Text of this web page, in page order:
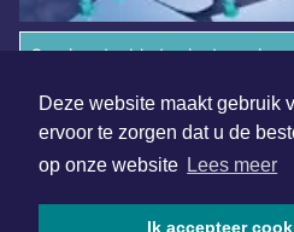
Deze website maakt gebruik
ervoor te zorgen dat u de
op onze website Lees meer
Ik accepteer
Overige dagbladen in de regio
Algemene voorwaarden
Disclaimer